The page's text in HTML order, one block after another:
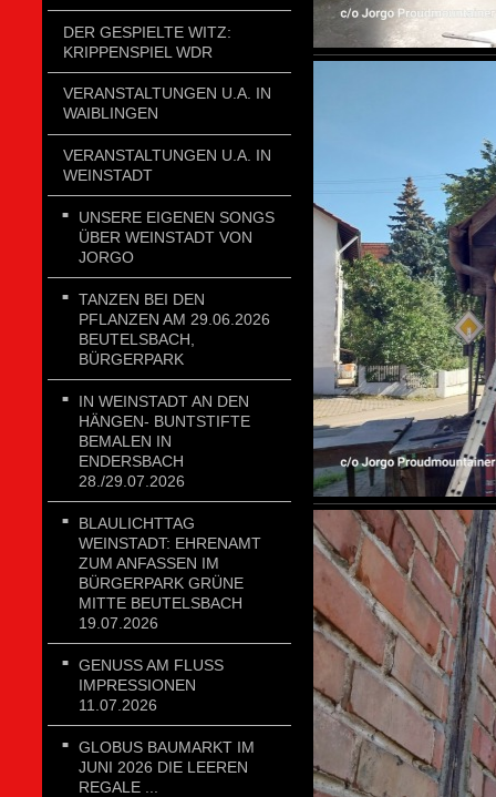
DER GESPIELTE WITZ:
KRIPPENSPIEL WDR
VERANSTALTUNGEN U.A. IN
WAIBLINGEN
VERANSTALTUNGEN U.A. IN
WEINSTADT
UNSERE EIGENEN SONGS
ÜBER WEINSTADT VON
JORGO
TANZEN BEI DEN
PFLANZEN AM 29.06.2026
BEUTELSBACH,
BÜRGERPARK
IN WEINSTADT AN DEN
HÄNGEN- BUNTSTIFTE
BEMALEN IN
ENDERSBACH
28./29.07.2026
BLAULICHTTAG
WEINSTADT: EHRENAMT
ZUM ANFASSEN IM
BÜRGERPARK GRÜNE
MITTE BEUTELSBACH
19.07.2026
GENUSS AM FLUSS
IMPRESSIONEN
11.07.2026
GLOBUS BAUMARKT IM
JUNI 2026 DIE LEEREN
REGALE ...